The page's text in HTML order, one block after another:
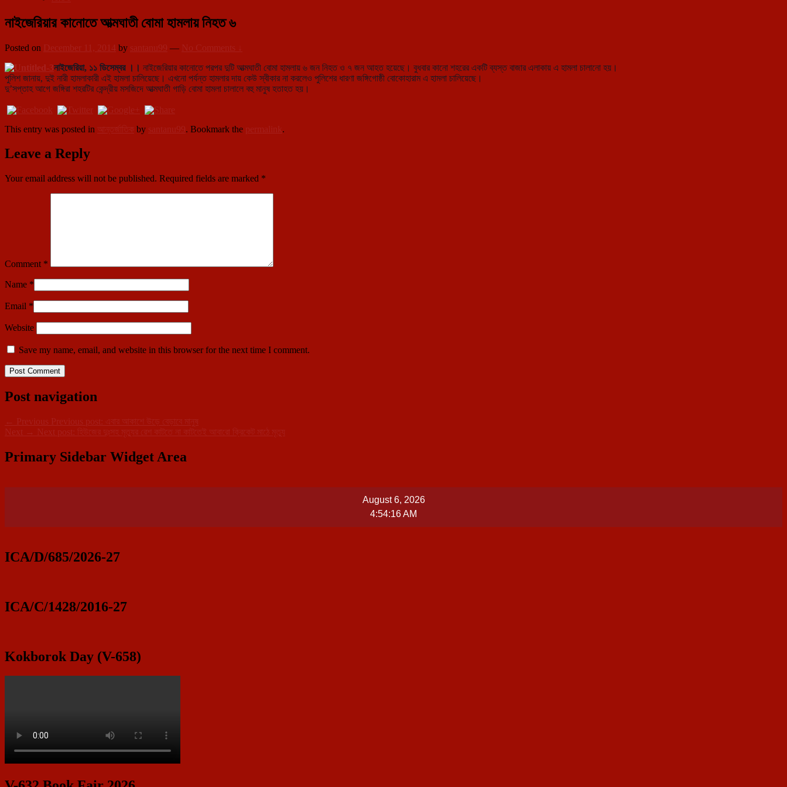
নাইজেরিয়ার কানোতে আত্মঘাতী বোমা হামলায় নিহত ৬
Posted on December 11, 2014 by santanu99 — No Comments ↓
নাইজেরিয়া, ১১ ডিসেম্বর ।। নাইজেরিয়ার কানোতে পরপর দুটি আত্মঘাতী বোমা হামলায় ৬ জন নিহত ও ৭ জন আহত হয়েছে। বুধবার কানো শহরের একটি ব্যস্ত বাজার এলাকায় এ হামলা চালানো হয়।
পুলিশ জানায়, দুই নারী হামলাকারী এই হামলা চালিয়েছে। এখনো পর্যন্ত হামলার দায় কেউ স্বীকার না করলেও পুলিশের ধারণা জঙ্গিগোষ্ঠী বোকোহারাম এ হামলা চালিয়েছে।
দু’সপ্তাহ আগে জঙ্গিরা শহরটির কেন্দ্রীয় মসজিদে আত্মঘাতী গাড়ি বোমা হামলা চালালে বহু মানুষ হতাহত হয়।
This entry was posted in আন্তর্জাতিক by santanu99. Bookmark the permalink.
Leave a Reply
Your email address will not be published. Required fields are marked *
Comment *
Name *
Email *
Website
Save my name, email, and website in this browser for the next time I comment.
Post navigation
← Previous Previous post:
এবার আকাশে উড়ে বেড়াবে মানুষ
Next → Next post: হিউজের দুঃসহ মৃত্যুর রেশ কাটতে না কাটতেই আবারো ক্রিকেট মাঠে মৃত্যু
Primary Sidebar Widget Area
August 6, 2026
4:54:16 AM
ICA/D/685/2026-27
ICA/C/1428/2016-27
Kokborok Day (V-658)